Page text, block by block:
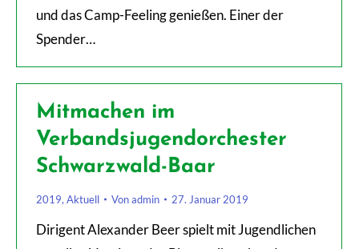
und das Camp-Feeling genießen. Einer der
Spender…
Mitmachen im
Verbandsjugendorchester
Schwarzwald-Baar
2019, Aktuell Vonadmin 27. Januar 2019
Dirigent Alexander Beer spielt mit Jugendlichen